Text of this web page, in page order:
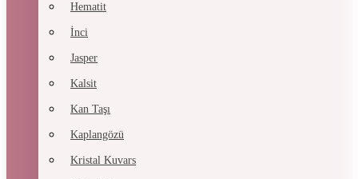
Hematit
İnci
Jasper
Kalsit
Kan Taşı
Kaplangözü
Kristal Kuvars